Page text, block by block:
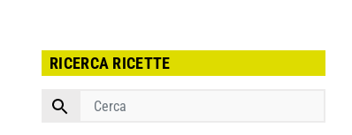
RICERCA RICETTE